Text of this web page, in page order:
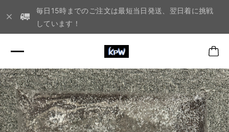
毎日15時までのご注文は最短当日発送、翌日着に挑戦
しています！